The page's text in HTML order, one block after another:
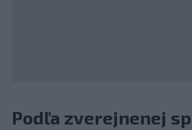
Podľa zverejnenej